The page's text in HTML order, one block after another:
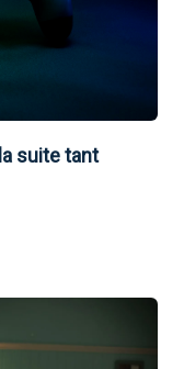
suite tant